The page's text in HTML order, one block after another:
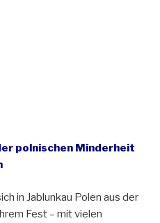
polnischen Minderheit
in Jablunkau Polen aus der
Fest – mit vielen